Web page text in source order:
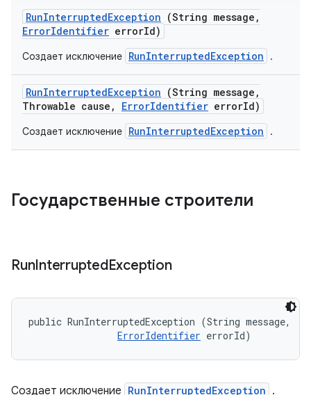
RunInterruptedException (String message ,
ErrorIdentifier errorId)
Создает исключение RunInterruptedException .
RunInterruptedException (String message ,
Throwable cause , ErrorIdentifier errorId)
Создает исключение RunInterruptedException .
Государственные строители
RunInterruptedException
public RunInterruptedException (String message,
ErrorIdentifier errorId)
Создает исключение RunInterruptedException .